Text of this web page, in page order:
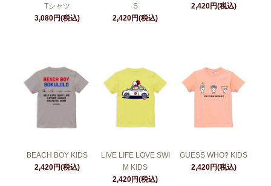
Tシャツ
3,080円(税込)
S
2,420円(税込)
2,420円(税込)
BEACH BOY KIDS
2,420円(税込)
LIVE LIFE LOVE SWI
M KIDS
2,420円(税込)
GUESS WHO? KIDS
2,420円(税込)